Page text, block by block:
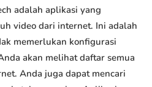
adalah aplikasi yang
video dari internet. Ini adalah
memerlukan konfigurasi
akan melihat daftar semua
Anda juga dapat mencari